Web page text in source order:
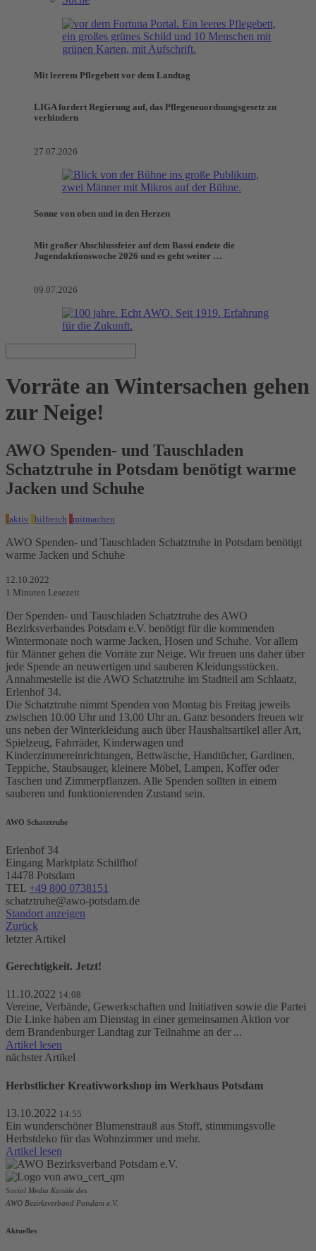
Mit leerem Pflegebett vor dem Landtag
LIGA fordert Regierung auf, das Pflegeneuordnungsgesetz zu
verhindern
27.07.2026
Sonne von oben und in den Herzen
Mit großer Abschlussfeier auf dem Bassi endete die
Jugendaktionswoche 2026 und es geht weiter …
09.07.2026
Vorräte an Wintersachen gehen
zur Neige!
AWO Spenden- und Tauschladen
Schatztruhe in Potsdam benötigt warme
Jacken und Schuhe
aktiv hilfreich mitmachen
AWO Spenden- und Tauschladen Schatztruhe in Potsdam benötigt
warme Jacken und Schuhe
12.10.2022
1 Minuten Lesezeit
Der Spenden- und Tauschladen Schatztruhe des AWO
Bezirksverbandes Potsdam e.V. benötigt für die kommenden
Wintermonate noch warme Jacken, Hosen und Schuhe. Vor allem
für Männer gehen die Vorräte zur Neige. Wir freuen uns daher über
jede Spende an neuwertigen und sauberen Kleidungsstücken.
Annahmestelle ist die AWO Schatztruhe im Stadtteil am Schlaatz,
Erlenhof 34.
Die Schatztruhe nimmt Spenden von Montag bis Freitag jeweils
zwischen 10.00 Uhr und 13.00 Uhr an. Ganz besonders freuen wir
uns neben der Winterkleidung auch über Haushaltsartikel aller Art,
Spielzeug, Fahrräder, Kinderwagen und
Kinderzimmereinrichtungen, Bettwäsche, Handtücher, Gardinen,
Teppiche, Staubsauger, kleinere Möbel, Lampen, Koffer oder
Taschen und Zimmerpflanzen. Alle Spenden sollten in einem
sauberen und funktionierenden Zustand sein.
AWO Schatztruhe
Erlenhof 34
Eingang Marktplatz Schilfhof
14478 Potsdam
TEL +49 800 0738151
schatztruhe@awo-potsdam.de
Standort anzeigen
Zurück
letzter Artikel
Gerechtigkeit. Jetzt!
11.10.2022 14:08
Vereine, Verbände, Gewerkschaften und Initiativen sowie die Partei
Die Linke haben am Dienstag in einer gemeinsamen Aktion vor
dem Brandenburger Landtag zur Teilnahme an der ...
Artikel lesen
nächster Artikel
Herbstlicher Kreativworkshop im Werkhaus Potsdam
13.10.2022 14:55
Ein wunderschöner Blumenstrauß aus Stoff, stimmungsvolle
Herbstdeko für das Wohnzimmer und mehr.
Artikel lesen
Social Media Kanäle des
AWO Bezirksverband Potsdam e.V.
Aktuelles